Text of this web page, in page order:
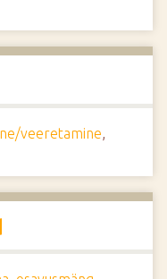
veeretamine,